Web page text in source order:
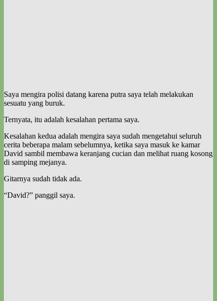
Saya mengira polisi datang karena putra saya telah melakukan
sesuatu yang buruk.
Ternyata, itu adalah kesalahan pertama saya.
Kesalahan kedua adalah mengira saya sudah mengetahui seluruh
cerita beberapa malam sebelumnya, ketika saya masuk ke kamar
David sambil membawa keranjang cucian dan melihat ruang kosong
di samping mejanya.
Gitarnya sudah tidak ada.
“David?” panggil saya.